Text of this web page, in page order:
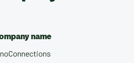
name